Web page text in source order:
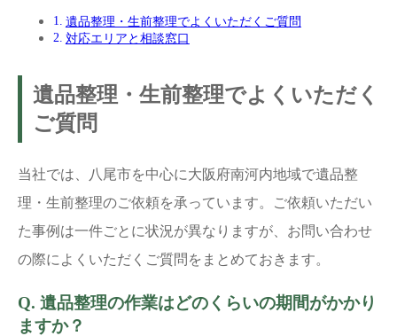
遺品整理・生前整理でよくいただくご質問
対応エリアと相談窓口
遺品整理・生前整理でよくいただく
ご質問
当社では、八尾市を中心に大阪府南河内地域で遺品整
理・生前整理のご依頼を承っています。ご依頼いただい
た事例は一件ごとに状況が異なりますが、お問い合わせ
の際によくいただくご質問をまとめておきます。
Q. 遺品整理の作業はどのくらいの期間がかかり
ますか？